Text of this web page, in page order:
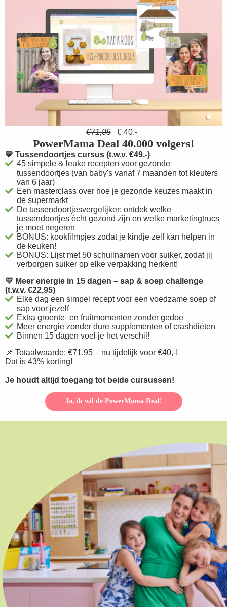
€71,95 € 40,-
PowerMama Deal 40.000 volgers!
💛 Tussendoortjes cursus (t.w.v. €49,-)
45 simpele & leuke recepten voor gezonde
tussendoortjes (van baby's vanaf 7 maanden tot kleuters
van 6 jaar)
Een masterclass over hoe je gezonde keuzes maakt in
de supermarkt
De tussendoortjesvergelijker: ontdek welke
tussendoortjes écht gezond zijn en welke marketingtrucs
je moet negeren
BONUS: kookfilmpjes zodat je kindje zelf kan helpen in
de keuken!
BONUS: Lijst met 50 schuilnamen voor suiker, zodat jij
verborgen suiker op elke verpakking herkent!
💛 Meer energie in 15 dagen – sap & soep challenge
(t.w.v. €22,95)
Elke dag een simpel recept voor een voedzame soep of
sap voor jezelf
Extra groente- en fruitmomenten zonder gedoe
Meer energie zonder dure supplementen of crashdiëten
Binnen 15 dagen voel je het verschil!
📌 Totaalwaarde: €71,95 – nu tijdelijk voor €40,-!
Dat is 43% korting!
Je houdt altijd toegang tot beide cursussen!
Ja, ik wil de PowerMama Deal!